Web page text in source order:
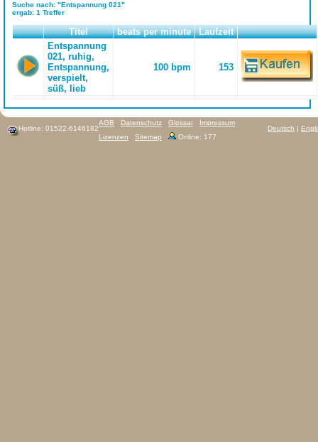
Suche nach: "Entspannung 021"
ergab: 1 Treffer
Titel beats per minute
Laufzeit
Entspannung
021, ruhig,
Entspannung,
verspielt,
süß, lieb
100 bpm 153
Hotline: 01522-6146182 Deutsch |
AGB Datenschutz Glossar
Impressum
Lizenzen
Sitemap Online: 177